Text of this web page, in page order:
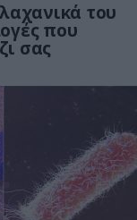
του
που
σας